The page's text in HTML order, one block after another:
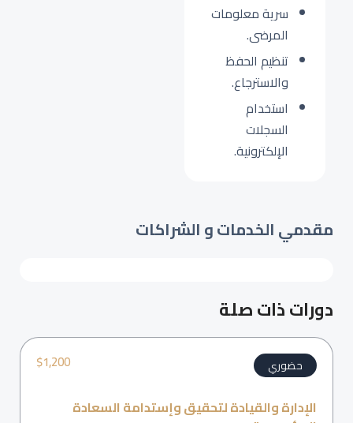
سرية معلومات
المرضى.
تنظيم الحفظ
والاسترجاع.
استخدام
السجلات
الإلكترونية.
مقدمي الخدمات و الشراكات
دورات ذات صلة
$1,200 حضوري
الإدارة والقيادة لتحقيق وإستدامة السعادة